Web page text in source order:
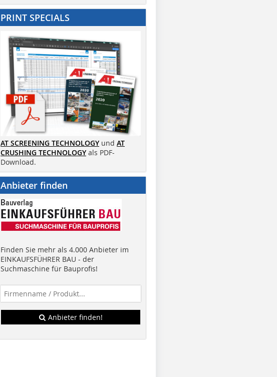
PRINT SPECIALS
AT SCREENING TECHNOLOGY und AT
CRUSHING TECHNOLOGY als PDF-
Download.
Anbieter finden
Finden Sie mehr als 4.000 Anbieter im
EINKAUFSFÜHRER BAU - der
Suchmaschine für Bauprofis!
Anbieter finden!